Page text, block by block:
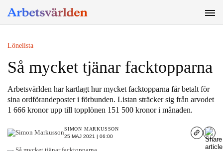
Lönelista
Så mycket tjänar facktopparna
Arbetsvärlden har kartlagt hur mycket facktopparna får betalt för
sina ordförandeposter i förbunden. Listan sträcker sig från arvodet
1 666 kronor upp till topplönen 151 500 kronor i månaden.
SIMON MARKUSSON
25 MAJ 2021 | 06:00